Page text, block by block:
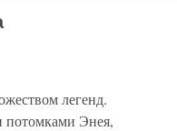
легенд.
потомками Энея,